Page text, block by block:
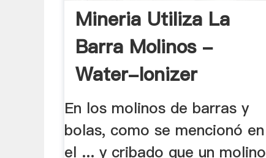
Mineria Utiliza La
Barra Molinos -
Water-Ionizer
En los molinos de barras y
bolas, como se mencionó en
el ... y cribado que un molino